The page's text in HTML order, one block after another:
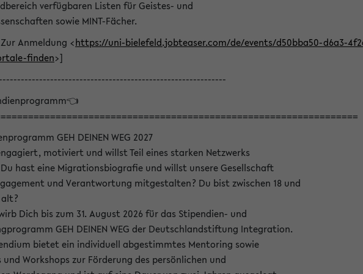
verfügbaren Listen für Geistes- und
sowie MINT-Fächer.
Anmeldung <https://uni-bielefeld.jobteaser.com/de/events/d50bba50-d6a3-
finden>]
GEH DEINEN WEG 2027
motiviert und willst Teil eines starken Netzwerks
hast eine Migrationsbiografie und willst unsere Gesellschaft
und Verantwortung mitgestalten? Du bist zwischen 18 und
Dich bis zum 31. August 2026 für das Stipendien- und
GEH DEINEN WEG der Deutschlandstiftung Integration.
bietet ein individuell abgestimmtes Mentoring sowie
und Workshops zur Förderung des persönlichen und